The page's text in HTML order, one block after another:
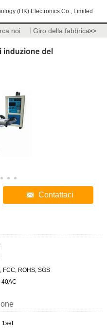
(HK) Electronics Co., Limited
noi Giro della fabbrica>>
induzione del
Contattaci
FCC, ROHS, SGS
40AC
1set